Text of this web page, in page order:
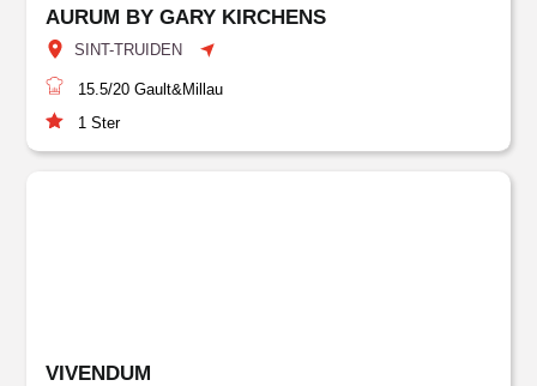
AURUM BY GARY KIRCHENS
SINT-TRUIDEN
15.5/20 Gault&Millau
1 Ster
VIVENDUM